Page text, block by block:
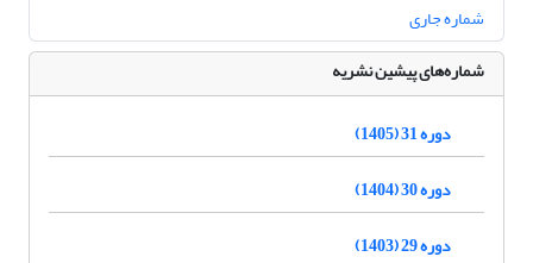
شماره جاری
شماره‌های پیشین نشریه
دوره 31 (1405)
دوره 30 (1404)
دوره 29 (1403)